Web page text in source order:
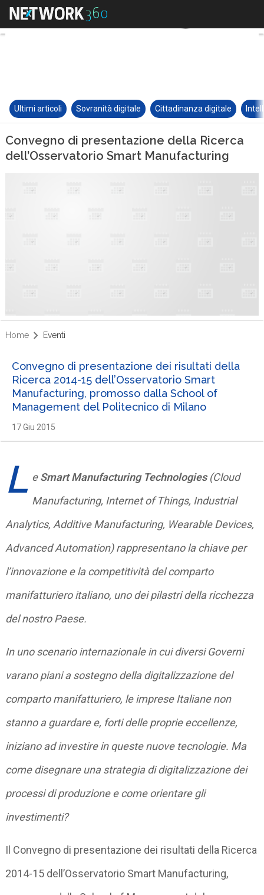
Ultimi articoli Sovranità digitale Cittadinanza digitale
Convegno di presentazione della Ricerca
dell’Osservatorio Smart Manufacturing
Home Eventi
Convegno di presentazione dei risultati della
Ricerca 2014-15 dell’Osservatorio Smart
Manufacturing, promosso dalla School of
Management del Politecnico di Milano
17 Giu 2015
L eSmart Manufacturing Technologies(Cloud
Manufacturing, Internet of Things, Industrial
Analytics, Additive Manufacturing, Wearable Devices,
Advanced Automation) rappresentano la chiave per
l’innovazione e la competitività del comparto
manifatturiero italiano, uno dei pilastri della ricchezza
del nostro Paese.
In uno scenario internazionale in cui diversi Governi
varano piani a sostegno della digitalizzazione del
comparto manifatturiero, le imprese Italiane non
stanno a guardare e, forti delle proprie eccellenze,
iniziano ad investire in queste nuove tecnologie. Ma
come disegnare una strategia di digitalizzazione dei
processi di produzione e come orientare gli
investimenti?
Il Convegno di presentazione dei risultati della Ricerca
2014-15 dell’Osservatorio Smart Manufacturing,